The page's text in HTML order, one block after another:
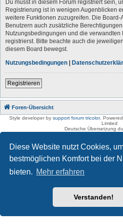
Diese Website nutzt Cookies,
bestmöglichen Komfort bei der
bieten. Mehr erfahren
Verstanden!
Du musst in diesem Forum registriert sein,
Registrierung ist in wenigen Augenblicken
weitere Funktionen zuzugreifen. Die
Benutzern auch zusätzliche
Nutzungsbedingungen und die verwandten
registrierst. Bitte beachte auch die
diesem Board bewegst.
Nutzungsbedingungen |
Registrieren
Foren-Übersicht
Style developer by support forum tricolor,
Limited
Deutsche Übersetzung
Impressum und